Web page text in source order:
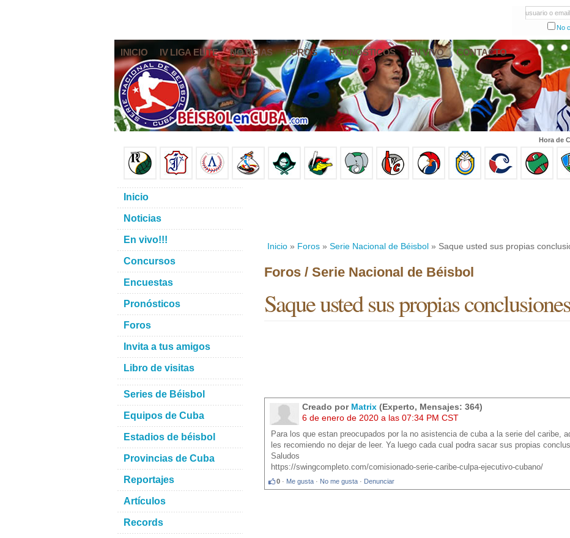
usuario o email
No
INICIO IV LIGA ELITE NOTICIAS FOROS PRONÓSTICOS EN VIVO CONTACTO
Hora de
Inicio » Foros » Serie Nacional de Béisbol » Saque usted sus propias
Foros / Serie Nacional de Béisbol
Saque usted sus propias conclusiones
Creado por Matrix (Experto, Mensajes: 364)
6 de enero de 2020 a las 07:34 PM CST
Para los que estan preocupados por la no asistencia de cuba a la serie del caribe,
les recomiendo no dejar de leer. Ya luego cada cual podra sacar sus propias
Saludos
https://swingcompleto.com/comisionado-serie-caribe-culpa-ejecutivo-cubano/
0 · Me gusta · No me gusta · Denunciar
Inicio
Noticias
En vivo!!!
Concursos
Encuestas
Pronósticos
Foros
Invita a tus amigos
Libro de visitas
Series de Béisbol
Equipos de Cuba
Estadios de béisbol
Provincias de Cuba
Reportajes
Artículos
Records